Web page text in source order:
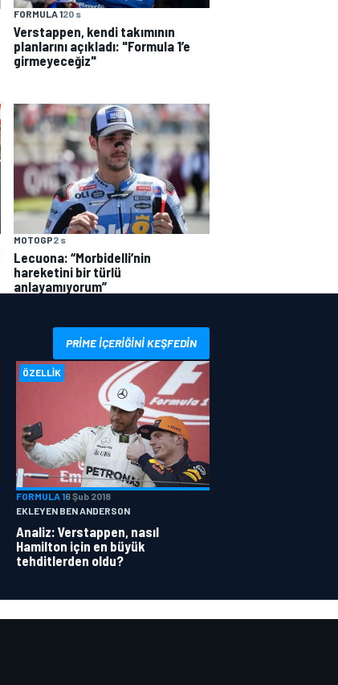
FORMULA 120 s
Verstappen, kendi takımının
planlarını açıkladı: "Formula 1’e
girmeyeceğiz"
MOTOGP2 s
Lecuona: “Morbidelli’nin
hareketini bir türlü
anlayamıyorum”
PRIME IÇERIĞINI KEŞFEDIN
ÖZELLIK
FORMULA 16 Şub 2018
EKLEYEN BEN ANDERSON
Analiz: Verstappen, nasıl
Hamilton için en büyük
tehditlerden oldu?